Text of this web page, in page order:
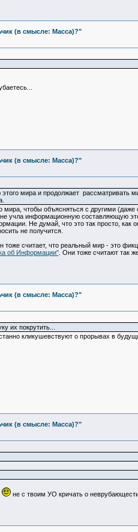
(в смысле: Масса)?"
(в смысле: Масса)?"
мира и продолжает рассматривать
мира, чтобы объясняться с другими
учла информационную составляющую
Не думай, что это так просто,
не получится.
считает, что реальный мир - это
об Информации". Они тоже считают так
(в смысле: Масса)?"
их покрутить...
кликушевствуют о прорывах в
(в смысле: Масса)?"
не с твоим УО кричать о